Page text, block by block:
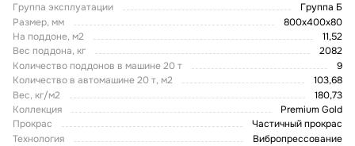
Группа эксплуатации
Группа Б
Размер, мм
800x400x80
На поддоне, м2
11,52
Вес поддона, кг
2082
Количество поддонов в машине 20 т
9
Количество в автомашине 20 т, м2
103,68
Вес, кг/м2
180,73
Коллекция
Premium Gold
Прокрас
Частичный прокрас
Технология
Вибропрессование